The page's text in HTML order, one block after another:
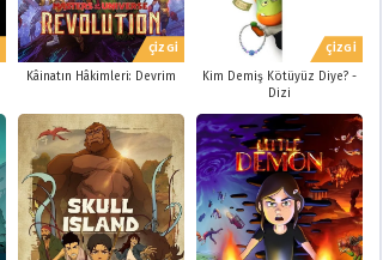
ÇİZGİ
Kâinatın Hâkimleri: Devrim
ÇİZGİ
Kim Demiş Kötüyüz Diye? -
Dizi